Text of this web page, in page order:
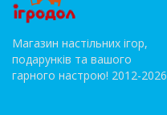
Магазин настільних ігор,
подарунків та вашого
гарного настрою! 2012-2026